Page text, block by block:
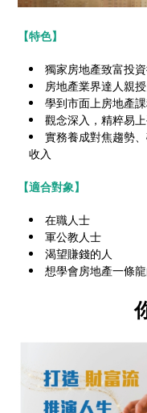
【特色】
獨家房地產致富投
房地產業界達人親
學到市面上房地產
觀念深入，精粹易
實務養成對焦趨勢
收入
【適合對象】
在職人士
軍公教人士
渴望賺錢的人
想學會房地產一條